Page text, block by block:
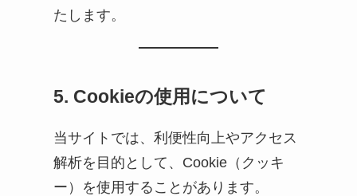
たします。
5. Cookieの使用について
当サイトでは、利便性向上やアクセス
解析を目的として、Cookie（クッキ
ー）を使用することがあります。